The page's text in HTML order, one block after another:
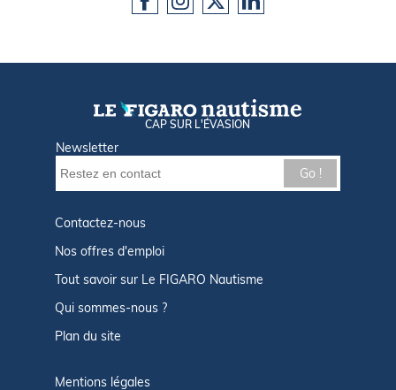
CAP SUR L'ÉVASION
Newsletter
Go !
Contactez-nous
Nos offres d'emploi
Tout savoir sur Le FIGARO Nautisme
Qui sommes-nous ?
Plan du site
Mentions légales